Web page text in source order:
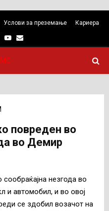
Услови за преземање Кариера
Youtube
Email
повреден во
во Демир
незгода во
и автомобил, и во овој
се здобил возачот на